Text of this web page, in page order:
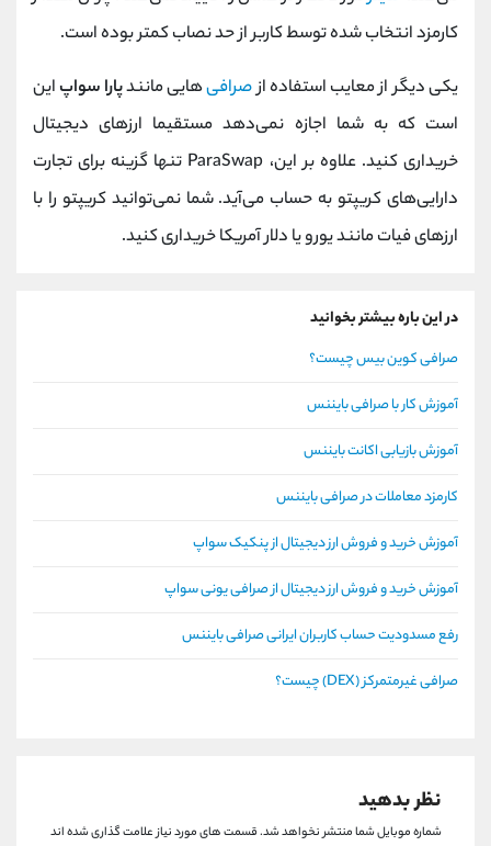
کارمزد انتخاب شده توسط کاربر از حد نصاب کمتر بوده است.
یکی دیگر از معایب استفاده ازصرافی‌هایی مانندپارا سواپاین
است که به شما اجازه نمی‌دهد مستقیما ارزهای دیجیتال
خریداری کنید. علاوه بر این، ParaSwap تنها گزینه‌ برای تجارت
دارایی‌های کریپتو به حساب می‌آید. شما نمی‌توانید کریپتو را با
ارزهای فیات مانند یورو یا دلار آمریکا خریداری کنید.
در این باره بیشتر بخوانید
صرافی کوین بیس چیست؟
آموزش کار با صرافی بایننس
آموزش بازیابی اکانت بایننس
کارمزد معاملات در صرافی بایننس
آموزش خرید و فروش ارز دیجیتال از پنکیک سواپ
آموزش خرید و فروش ارز دیجیتال از صرافی یونی سواپ
رفع مسدودیت حساب کاربران ایرانی صرافی بایننس
صرافی غیرمتمرکز (DEX) چیست؟
نظر بدهید
شماره موبایل شما منتشر نخواهد شد.قسمت های مورد نیاز علامت گذاری شده اند